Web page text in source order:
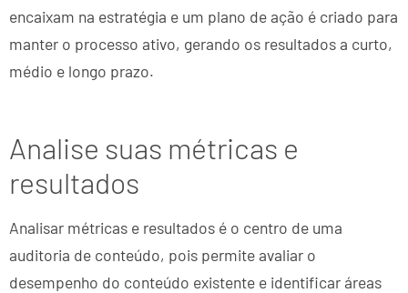
encaixam na estratégia e um plano de ação é criado para
manter o processo ativo, gerando os resultados a curto,
médio e longo prazo.
Analise suas métricas e
resultados
Analisar métricas e resultados é o centro de uma
auditoria de conteúdo, pois permite avaliar o
desempenho do conteúdo existente e identificar áreas